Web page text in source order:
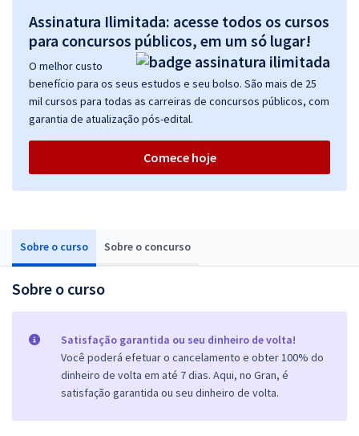
Sobre o curso Sobre o concurso
Sobre o curso
Satisfação garantida ou seu dinheiro de volta!
Você poderá efetuar o cancelamento e obter 100% do
dinheiro de volta em até 7 dias. Aqui, no Gran, é
satisfação garantida ou seu dinheiro de volta.
Assinatura Ilimitada: acesse todos os cursos
para concursos públicos, em um só lugar!
O melhor custo
benefício para os seus estudos e seu bolso. São mais de 25
mil cursos para todas as carreiras de concursos públicos, com
garantia de atualização pós-edital.
Comece hoje